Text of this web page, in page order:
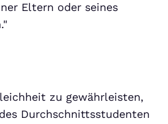
Eltern oder seines
zu gewährleisten,
Durchschnittsstudenten